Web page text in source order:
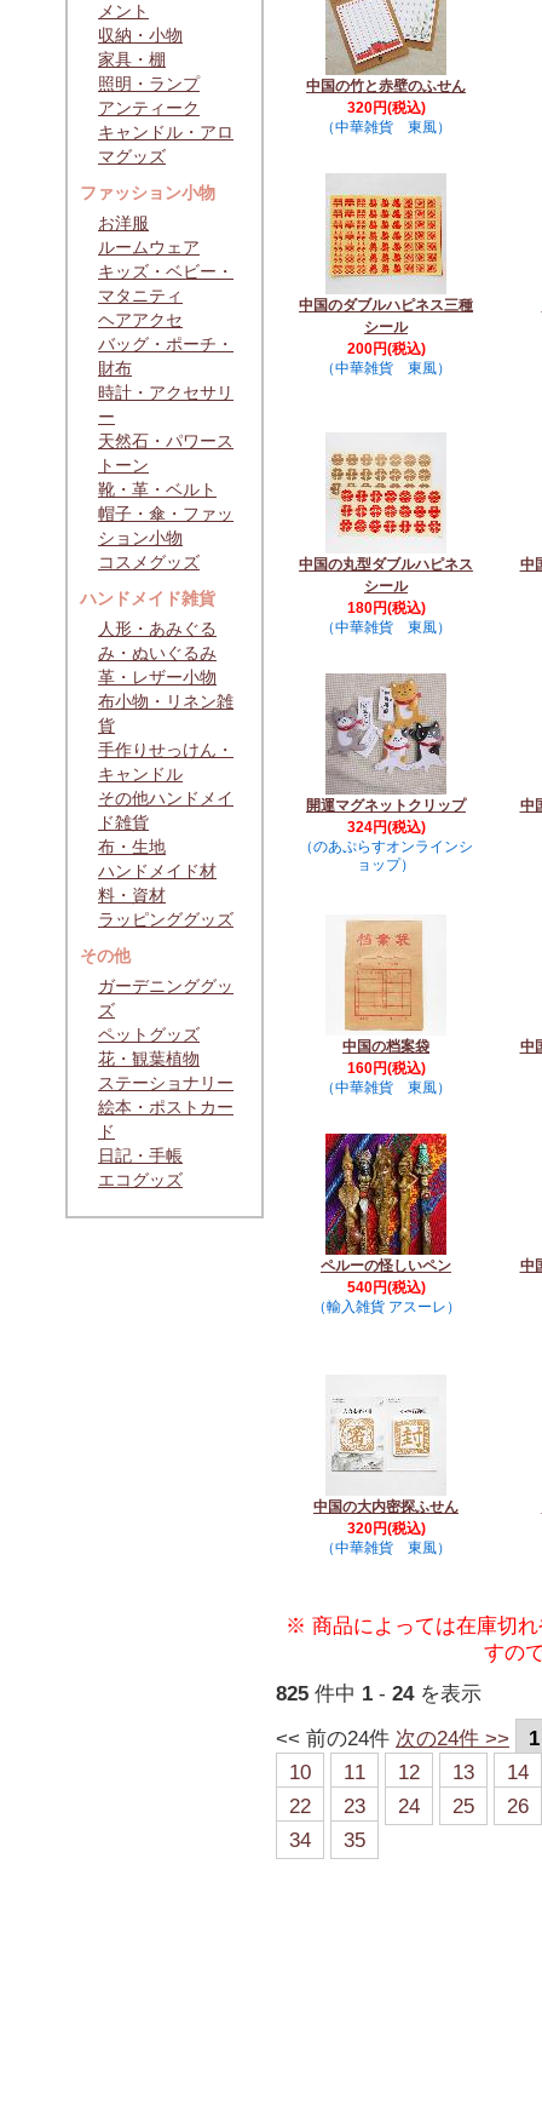
メント
収納・小物
家具・棚
照明・ランプ
アンティーク
キャンドル・アロ
マグッズ
ファッション小物
お洋服
ルームウェア
キッズ・ベビー・
マタニティ
ヘアアクセ
バッグ・ポーチ・
財布
時計・アクセサリ
ー
天然石・パワース
トーン
靴・革・ベルト
帽子・傘・ファッ
ション小物
コスメグッズ
ハンドメイド雑貨
人形・あみぐる
み・ぬいぐるみ
革・レザー小物
布小物・リネン雑
貨
手作りせっけん・
キャンドル
その他ハンドメイ
ド雑貨
布・生地
ハンドメイド材
料・資材
ラッピンググッズ
その他
ガーデニンググッ
ズ
ペットグッズ
花・観葉植物
ステーショナリー
絵本・ポストカー
ド
日記・手帳
エコグッズ
中国の竹と赤壁のふせん
320円(税込)
（中華雑貨 東風）
中国のダブルハピネス三種
シール
200円(税込)
（中華雑貨 東風）
中国の丸型ダブルハピネス
シール
180円(税込)
（中華雑貨 東風）
中
開運マグネットクリップ
324円(税込)
（のあぷらすオンラインシ
ョップ）
中
中国の档案袋
160円(税込)
（中華雑貨 東風）
中
ペルーの怪しいペン
540円(税込)
（輸入雑貨 アスーレ）
中
中国の大内密探ふせん
320円(税込)
（中華雑貨 東風）
※ 商品によっては在庫切
すの
825 件中 1 - 24を表示
<< 前の24件 次の24件 >>
1
10
11 12 13
14
22
23 24 25
26
34
35